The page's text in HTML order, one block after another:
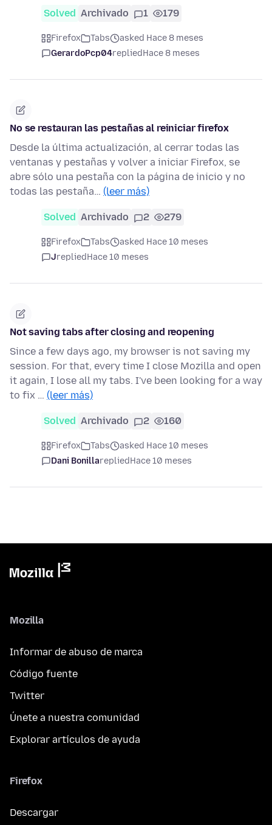
Solved Archivado 1 179
Firefox Tabs
asked Hace 8 meses
GerardoPcp04repliedHace 8 meses
No se restauran las pestañas al reiniciar firefox
Desde la última actualización, al cerrar todas las
ventanas y pestañas y volver a iniciar Firefox, se
abre sólo una pestaña con la página de inicio y no
todas las pestaña… (leer más)
Solved Archivado 2 279
Firefox Tabs
asked Hace 10 meses
JrepliedHace 10 meses
Not saving tabs after closing and reopening
Since a few days ago, my browser is not saving my
session. For that, every time I close Mozilla and open
it again, I lose all my tabs. I've been looking for a way
to fix … (leer más)
Solved Archivado 2 160
Firefox Tabs
asked Hace 10 meses
Dani BonillarepliedHace 10 meses
Mozilla
Informar de abuso de marca
Código fuente
Twitter
Únete a nuestra comunidad
Explorar artículos de ayuda
Firefox
Descargar